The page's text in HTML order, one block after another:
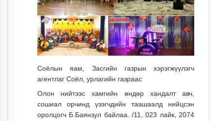
Соёлын яам, Засгийн газрын хэрэгжүүлэгч
агентлаг Соёл, урлагийн газраас
Олон нийтээс хамгийн өндөр хандалт авч,
сошиал орчинд үзэгчдийн таашаалд нийцсэн
оролцогч Б.Баянзул байлаа. /11, 023 лайк, 2074